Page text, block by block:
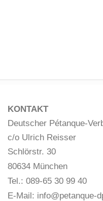
KONTAKT
Deutscher Pétanque-
c/o Ulrich Reisser
Schlörstr. 30
80634 München
Tel.: 089-65 30 99 40
E-Mail: info@petanque-